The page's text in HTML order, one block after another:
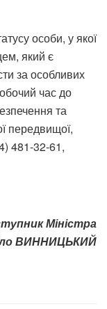
особи, у якої
який є
за особливих
час до
та
передвищої,
481-32-61,
Міністра
ВИННИЦЬКИЙ